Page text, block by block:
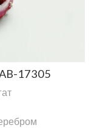
17305